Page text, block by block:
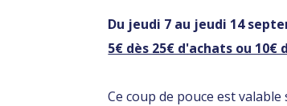
Du jeudi 7 au jeudi 14
5€ dès 25€ d'achats ou 10€
Ce coup de pouce est